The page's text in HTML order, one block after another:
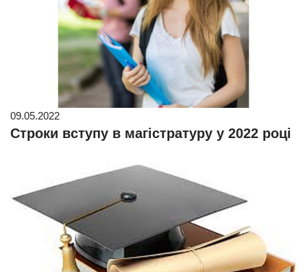
09.05.2022
Строки вступу в магістратуру у 2022 році